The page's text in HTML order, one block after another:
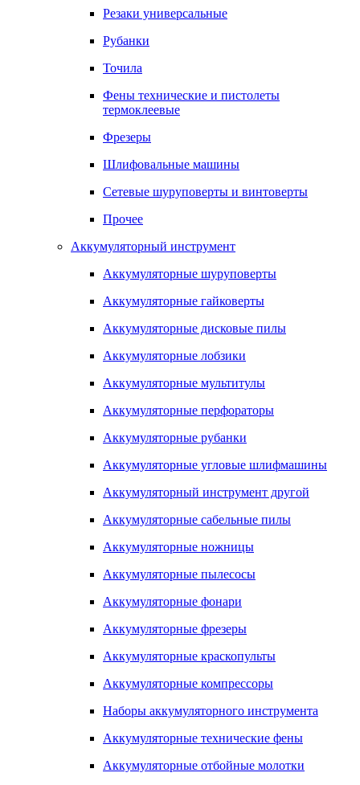
Резаки универсальные
Рубанки
Точила
Фены технические и пистолеты
термоклеевые
Фрезеры
Шлифовальные машины
Сетевые шуруповерты и винтоверты
Прочее
Аккумуляторный инструмент
Аккумуляторные шуруповерты
Аккумуляторные гайковерты
Аккумуляторные дисковые пилы
Аккумуляторные лобзики
Аккумуляторные мультитулы
Аккумуляторные перфораторы
Аккумуляторные рубанки
Аккумуляторные угловые шлифмашины
Аккумуляторный инструмент другой
Аккумуляторные сабельные пилы
Аккумуляторные ножницы
Аккумуляторные пылесосы
Аккумуляторные фонари
Аккумуляторные фрезеры
Аккумуляторные краскопульты
Аккумуляторные компрессоры
Наборы аккумуляторного инструмента
Аккумуляторные технические фены
Аккумуляторные отбойные молотки